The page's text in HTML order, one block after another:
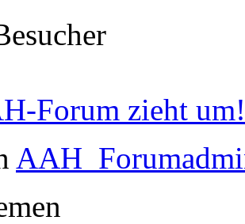
Forum zieht um!